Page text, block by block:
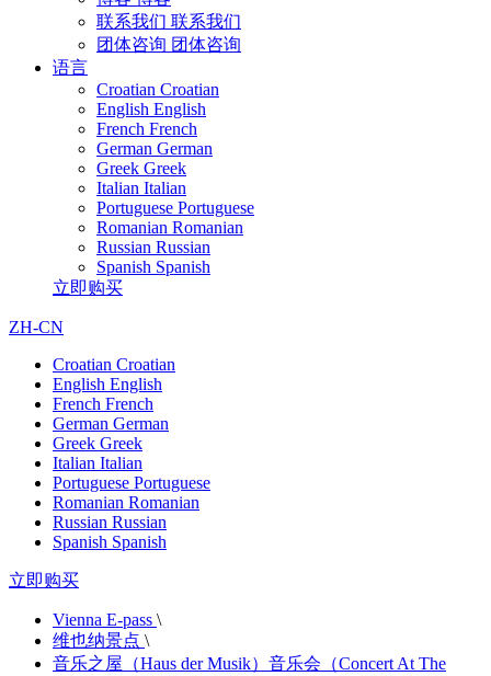
联系我们 联系我们
团体咨询 团体咨询
语言
Croatian Croatian
English English
French French
German German
Greek Greek
Italian Italian
Portuguese Portuguese
Romanian Romanian
Russian Russian
Spanish Spanish
立即购买
ZH-CN
Croatian Croatian
English English
French French
German German
Greek Greek
Italian Italian
Portuguese Portuguese
Romanian Romanian
Russian Russian
Spanish Spanish
立即购买
Vienna E-pass \
维也纳景点 \
音乐之屋（Haus der Musik）音乐会（Concert At The